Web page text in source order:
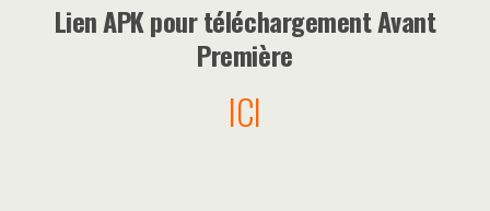
Lien APK pour téléchargement Avant
Première
ICI